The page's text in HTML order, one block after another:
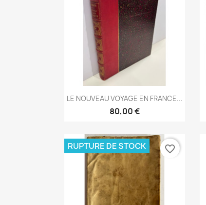
Aperçu rapide
LE NOUVEAU VOYAGE EN FRANCE...
80,00 €
RUPTURE DE STOCK favorite_border